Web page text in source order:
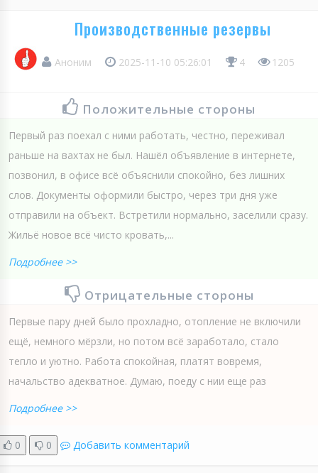
Производственные резервы
Аноним 2025-11-10 05:26:01 4 1205
Положительные стороны
Первый раз поехал с ними работать, честно, переживал
раньше на вахтах не был. Нашёл объявление в интернете,
позвонил, в офисе всё объяснили спокойно, без лишних
слов. Документы оформили быстро, через три дня уже
отправили на объект. Встретили нормально, заселили сразу.
Жильё новое всё чисто кровать,...
Подробнее >>
Отрицательные стороны
Первые пару дней было прохладно, отопление не включили
ещё, немного мёрзли, но потом всё заработало, стало
тепло и уютно. Работа спокойная, платят вовремя,
начальство адекватное. Думаю, поеду с нии еще раз
Подробнее >>
0 0 Добавить комментарий